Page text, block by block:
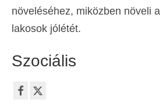
növeléséhez, miközben növeli
lakosok jólétét.
Szociális